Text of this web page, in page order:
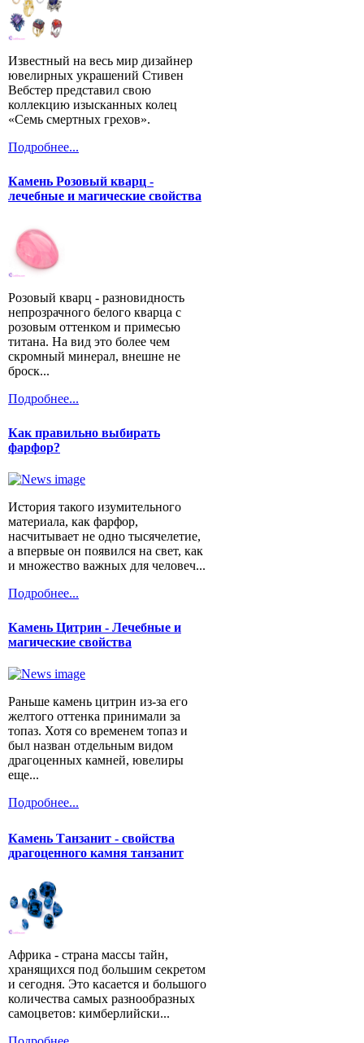
Известный на весь мир дизайнер
ювелирных украшений Стивен
Вебстер представил свою
коллекцию изысканных колец
«Семь смертных грехов».
Подробнее...
Камень Розовый кварц -
лечебные и магические свойства
Розовый кварц - разновидность
непрозрачного белого кварца с
розовым оттенком и примесью
титана. На вид это более чем
скромный минерал, внешне не
броск...
Подробнее...
Как правильно выбирать
фарфор?
История такого изумительного
материала, как фарфор,
насчитывает не одно тысячелетие,
а впервые он появился на свет, как
и множество важных для человеч...
Подробнее...
Камень Цитрин - Лечебные и
магические свойства
Раньше камень цитрин из-за его
желтого оттенка принимали за
топаз. Хотя со временем топаз и
был назван отдельным видом
драгоценных камней, ювелиры
еще...
Подробнее...
Камень Танзанит - свойства
драгоценного камня танзанит
Африка - страна массы тайн,
хранящихся под большим секретом
и сегодня. Это касается и большого
количества самых разнообразных
самоцветов: кимберлийски...